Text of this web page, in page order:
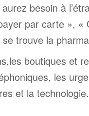
besoin à
par carte », «
trouve la
boutiques et
les
et la technologie.